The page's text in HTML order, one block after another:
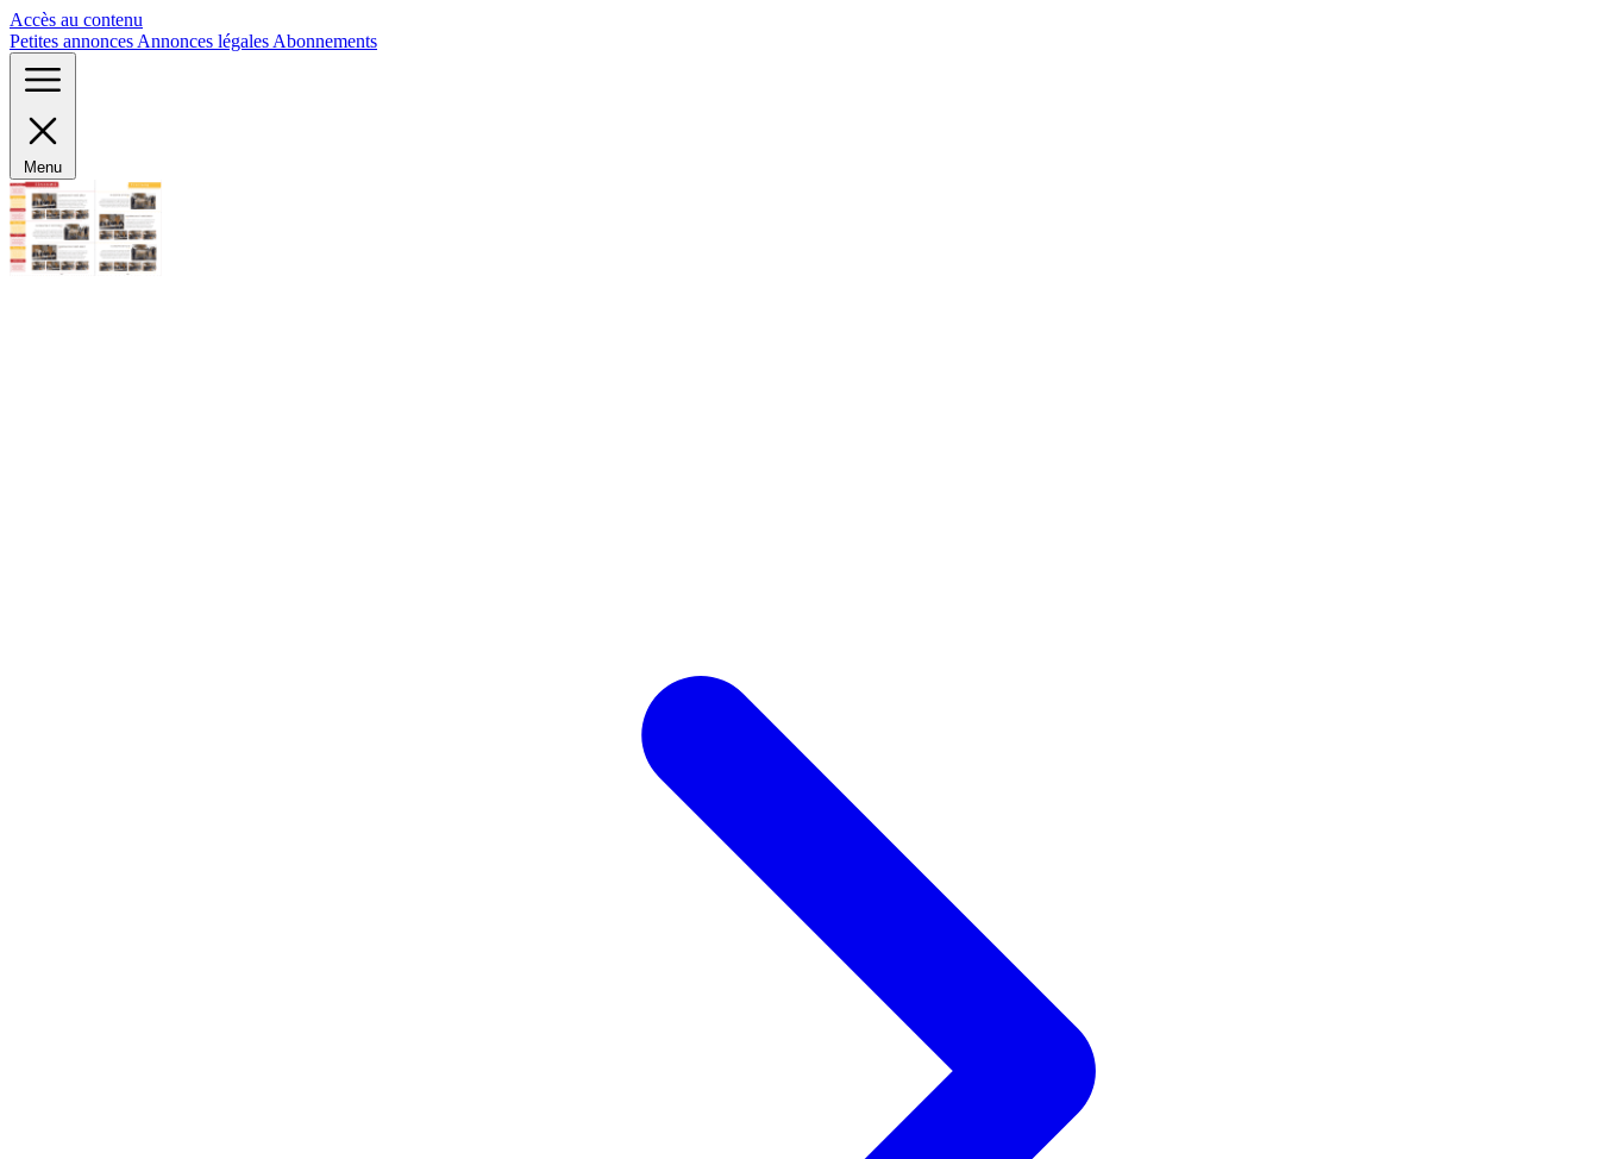
Accès au contenu
Petites annonces Annonces légales Abonnements
Menu
Panneau de gestion des cookies